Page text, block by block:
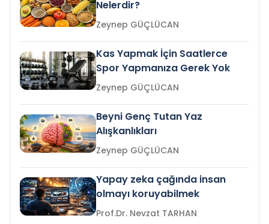
Nelerdir?
Zeynep GÜÇLÜCAN
Kas Yapmak İçin Saatlerce
Spor Yapmanıza Gerek Yok
Zeynep GÜÇLÜCAN
Beyni Genç Tutan Yaz
Alışkanlıkları
Zeynep GÜÇLÜCAN
Yapay zeka çağında insan
olmayı koruyabilmek
Prof.Dr. Nevzat TARHAN